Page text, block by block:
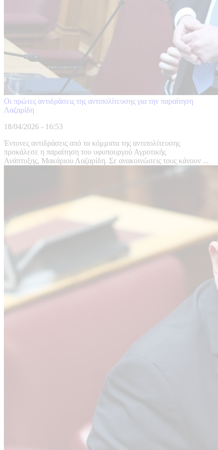
Οι πρώτες αντιδράσεις της αντιπολίτευσης για την παραίτηση
Λαζαρίδη
18/04/2026 - 16:53
Έντονες αντιδράσεις από τα κόμματα της αντιπολίτευσης
προκάλεσε η παραίτηση του υφυπουργού Αγροτικής
Ανάπτυξης, Μακάριου Λαζαρίδη. Σε ανακοινώσεις τους κάνουν ...